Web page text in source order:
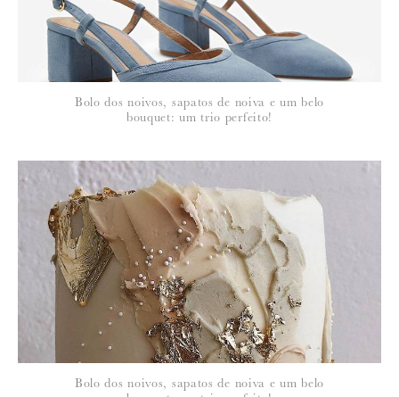
Bolo dos noivos, sapatos de noiva e um belo
bouquet: um trio perfeito!
Bolo dos noivos, sapatos de noiva e um belo